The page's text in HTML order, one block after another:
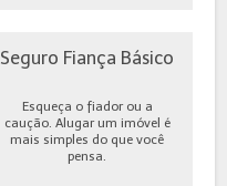
Seguro Fiança Básico
Esqueça o fiador ou a
caução. Alugar um imóvel é
mais simples do que você
pensa.